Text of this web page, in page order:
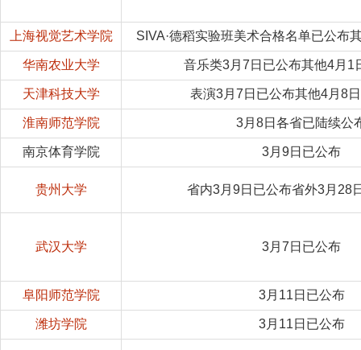
上海视觉艺术学院 SIVA·德稻实验班美术合格名单已公布
华南农业大学 音乐类3月7日已公布其他4月1
天津科技大学 表演3月7日已公布其他4月8
淮南师范学院 3月8日各省已陆续公
南京体育学院 3月9日已公布
贵州大学 省内3月9日已公布省外3月28
武汉大学 3月7日已公布
阜阳师范学院 3月11日已公布
潍坊学院 3月11日已公布